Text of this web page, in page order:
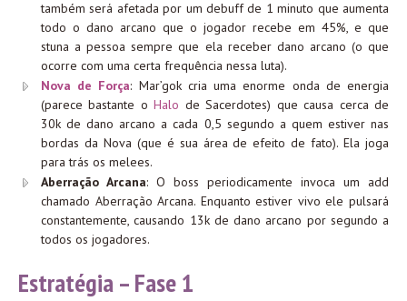
também será afetada por um debuff de 1 minuto que aumenta
todo o dano arcano que o jogador recebe em 45%, e que
stuna a pessoa sempre que ela receber dano arcano (o que
ocorre com uma certa frequência nessa luta).
Nova de Força: Mar’gok cria uma enorme onda de energia
(parece bastante oHalo de Sacerdotes) que causa cerca de
30k de dano arcano a cada 0,5 segundo a quem estiver nas
bordas da Nova (que é sua área de efeito de fato). Ela joga
para trás os melees.
Aberração Arcana: O boss periodicamente invoca um add
chamado Aberração Arcana. Enquanto estiver vivo ele pulsará
constantemente, causando 13k de dano arcano por segundo a
todos os jogadores.
Estratégia – Fase 1